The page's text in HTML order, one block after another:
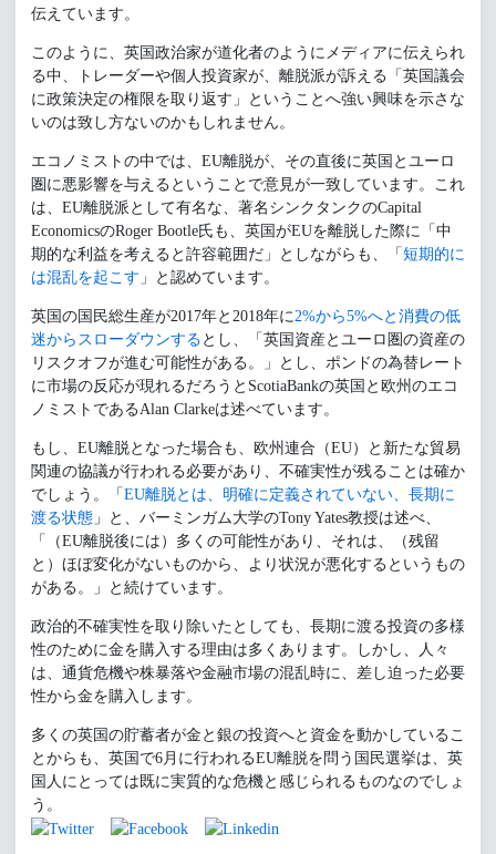
伝えています。
このように、英国政治家が道化者のようにメディアに伝えられ
る中、トレーダーや個人投資家が、離脱派が訴える「英国議会
に政策決定の権限を取り返す」ということへ強い興味を示さな
いのは致し方ないのかもしれません。
エコノミストの中では、EU離脱が、その直後に英国とユーロ
圏に悪影響を与えるということで意見が一致しています。これ
は、EU離脱派として有名な、著名シンクタンクのCapital
EconomicsのRoger Bootle氏も、英国がEUを離脱した際に「中
期的な利益を考えると許容範囲だ」としながらも、「 短期的に
は混乱を起こす 」と認めています。
英国の国民総生産が2017年と2018年に2%から5%へと消費の低
迷からスローダウンする とし、「英国資産とユーロ圏の資産の
リスクオフが進む可能性がある。」とし、ポンドの為替レート
に市場の反応が現れるだろうとScotiaBankの英国と欧州のエコ
ノミストであるAlan Clarkeは述べています。
もし、EU離脱となった場合も、欧州連合（EU）と新たな貿易
関連の協議が行われる必要があり、不確実性が残ることは確か
でしょう。「 EU離脱とは、明確に定義されていない、長期に
渡る状態 」と、バーミンガム大学のTony Yates教授は述べ、
「（EU離脱後には）多くの可能性があり、それは、（残留
と）ほぼ変化がないものから、より状況が悪化するというもの
がある。」と続けています。
政治的不確実性を取り除いたとしても、長期に渡る投資の多様
性のために金を購入する理由は多くあります。しかし、人々
は、通貨危機や株暴落や金融市場の混乱時に、差し迫った必要
性から金を購入します。
多くの英国の貯蓄者が金と銀の投資へと資金を動かしているこ
とからも、英国で6月に行われるEU離脱を問う国民選挙は、英
国人にとっては既に実質的な危機と感じられるものなのでしょ
う。